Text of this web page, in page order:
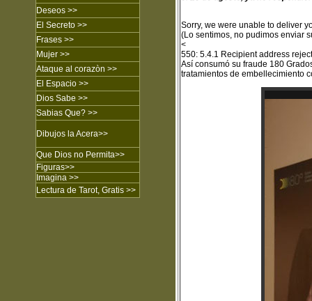
Deseos >>
El Secreto >>
Frases >>
Mujer >>
Ataque al corazòn >>
El Espacio >>
Dios Sabe >>
Sabias Que? >>
Dibujos la Acera>>
Que Dios no Permita>>
Figuras>>
Imagina >>
Lectura de Tarot, Gratis >>
Sorry, we were unable to deliver
(Lo sentimos, no pudimos enviar
<
550: 5.4.1 Recipient address
Así consumó su fraude 180
tratamientos de embellecimiento